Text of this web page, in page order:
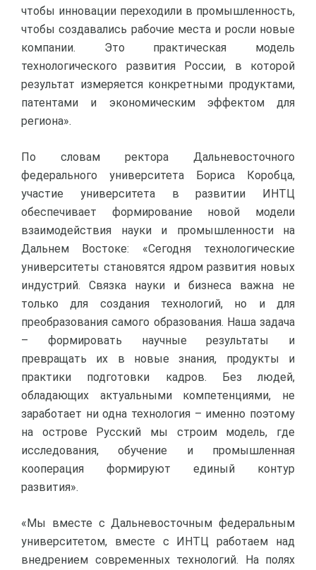
чтобы инновации переходили в промышленность,
чтобы создавались рабочие места и росли новые
компании. Это практическая модель
технологического развития России, в которой
результат измеряется конкретными продуктами,
патентами и экономическим эффектом для
региона».
По словам ректора Дальневосточного
федерального университета Бориса Коробца,
участие университета в развитии ИНТЦ
обеспечивает формирование новой модели
взаимодействия науки и промышленности на
Дальнем Востоке: «Сегодня технологические
университеты становятся ядром развития новых
индустрий. Связка науки и бизнеса важна не
только для создания технологий, но и для
преобразования самого образования. Наша задача
– формировать научные результаты и
превращать их в новые знания, продукты и
практики подготовки кадров. Без людей,
обладающих актуальными компетенциями, не
заработает ни одна технология – именно поэтому
на острове Русский мы строим модель, где
исследования, обучение и промышленная
кооперация формируют единый контур
развития».
«Мы вместе с Дальневосточным федеральным
университетом, вместе с ИНТЦ работаем над
внедрением современных технологий. На полях